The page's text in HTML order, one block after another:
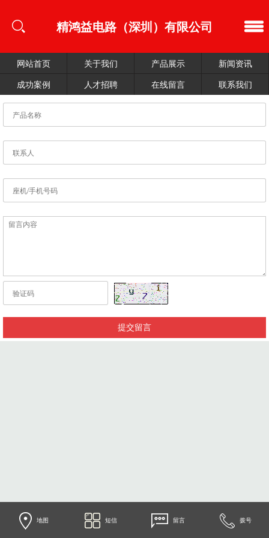
精鸿益电路（深圳）有限公司
网站首页 关于我们 产品展示
新闻资讯
成功案例
人才招聘 在线留言 联系我们
地图 短信 留言 拨号